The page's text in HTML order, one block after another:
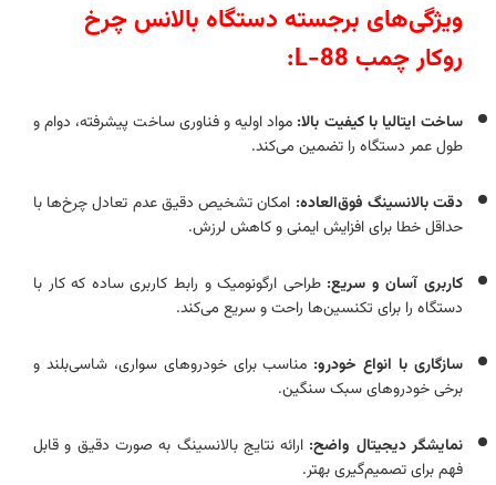
ویژگی‌های برجسته دستگاه بالانس چرخ
روکار چمب L-88:
ساخت ایتالیا با کیفیت بالا: مواد اولیه و فناوری ساخت پیشرفته، دوام و
طول عمر دستگاه را تضمین می‌کند.
دقت بالانسینگ فوق‌العاده: امکان تشخیص دقیق عدم تعادل چرخ‌ها با
حداقل خطا برای افزایش ایمنی و کاهش لرزش.
کاربری آسان و سریع: طراحی ارگونومیک و رابط کاربری ساده که کار با
دستگاه را برای تکنسین‌ها راحت و سریع می‌کند.
سازگاری با انواع خودرو: مناسب برای خودروهای سواری، شاسی‌بلند و
برخی خودروهای سبک سنگین.
نمایشگر دیجیتال واضح: ارائه نتایج بالانسینگ به صورت دقیق و قابل
فهم برای تصمیم‌گیری بهتر.